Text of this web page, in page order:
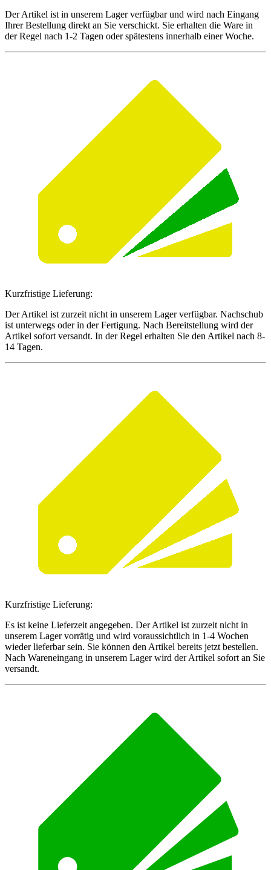
Der Artikel ist in unserem Lager verfügbar und wird nach Eingang
Ihrer Bestellung direkt an Sie verschickt. Sie erhalten die Ware in
der Regel nach 1-2 Tagen oder spätestens innerhalb einer Woche.
Kurzfristige Lieferung:
Der Artikel ist zurzeit nicht in unserem Lager verfügbar. Nachschub
ist unterwegs oder in der Fertigung. Nach Bereitstellung wird der
Artikel sofort versandt. In der Regel erhalten Sie den Artikel nach 8-
14 Tagen.
Kurzfristige Lieferung:
Es ist keine Lieferzeit angegeben. Der Artikel ist zurzeit nicht in
unserem Lager vorrätig und wird voraussichtlich in 1-4 Wochen
wieder lieferbar sein. Sie können den Artikel bereits jetzt bestellen.
Nach Wareneingang in unserem Lager wird der Artikel sofort an Sie
versandt.